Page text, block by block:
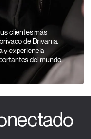
clientes más
de Drivania.
y experiencia
del mundo.